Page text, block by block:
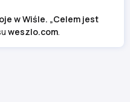
w Wiśle. „Celem jest
weszlo.com.